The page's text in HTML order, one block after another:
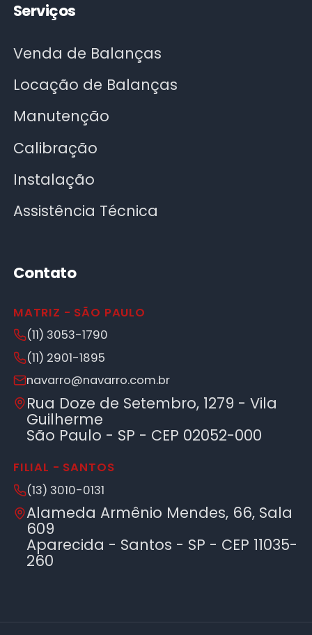
Serviços
Venda de Balanças
Locação de Balanças
Manutenção
Calibração
Instalação
Assistência Técnica
Contato
MATRIZ - SÃO PAULO
(11) 3053-1790
(11) 2901-1895
navarro@navarro.com.br
Rua Doze de Setembro, 1279 - Vila
Guilherme
São Paulo - SP - CEP 02052-000
FILIAL - SANTOS
(13) 3010-0131
Alameda Armênio Mendes, 66, Sala
609
Aparecida - Santos - SP - CEP 11035-
260